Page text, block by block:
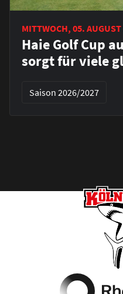
MITTWOCH, 05.
Haie Golf Cup
sorgt für viele
Saison 2026/2027